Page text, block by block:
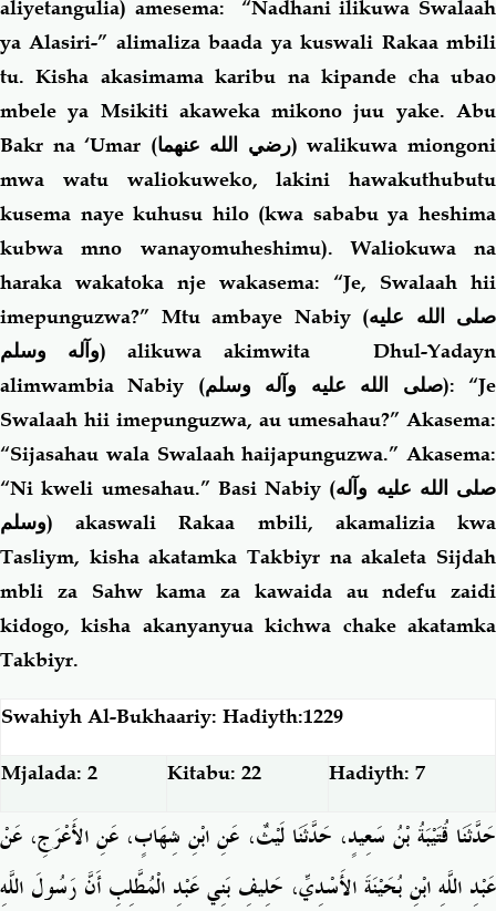
aliyetangulia) amesema: “Nadhani ilikuwa Swalaah
ya Alasiri-” alimaliza baada ya kuswali Rakaa mbili
tu. Kisha akasimama karibu na kipande cha ubao
mbele ya Msikiti akaweka mikono juu yake. Abu
Bakr na ‘Umar
(رضي الله عنهما) walikuwa miongoni
mwa watu waliokuweko, lakini hawakuthubutu
kusema naye kuhusu hilo (kwa sababu ya heshima
kubwa mno wanayomuheshimu). Waliokuwa na
haraka wakatoka nje wakasema: “Je, Swalaah hii
imepunguzwa?” Mtu ambaye Nabiy (صلى الله عليه
وآله وسلم) alikuwa akimwita Dhul-Yadayn
alimwambia Nabiy (صلى الله عليه وآله وسلم): “Je
Swalaah hii imepunguzwa, au umesahau?” Akasema:
“Sijasahau wala Swalaah haijapunguzwa.” Akasema:
“Ni kweli umesahau.” Basi Nabiy (صلى الله عليه وآله
وسلم) akaswali Rakaa mbili, akamalizia kwa
Tasliym, kisha akatamka Takbiyr na akaleta Sijdah
mbli za Sahw kama za kawaida au ndefu zaidi
kidogo, kisha akanyanyua kichwa chake akatamka
Takbiyr.
Swahiyh Al-Bukhaariy: Hadiyth:1229
Mjalada: 2 Kitabu: 22 Hadiyth: 7
حَدَّثَنَا قُتَيْبَةُ بْنُ سَعِيدٍ، حَدَّثَنَا لَيْثٌ، عَنِ ابْنِ شِهَابٍ، عَنِ الأَعْرَجِ، عَنْ
عَبْدِ اللَّهِ ابْنِ بُحَيْنَةَ الأَسْدِيِّ، حَلِيفِ بَنِي عَبْدِ الْمُطَّلِبِ أَنَّ رَسُولَ اللَّهِ